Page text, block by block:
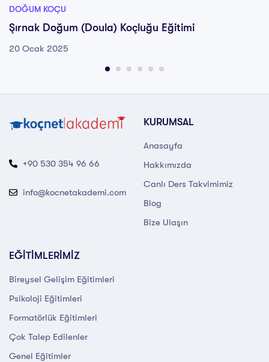
DOĞUM KOÇU
Şırnak Doğum (Doula) Koçluğu Eğitimi
20 Ocak 2025
+90 530 354 96 66
info@kocnetakademi.com
KURUMSAL
Anasayfa
Hakkımızda
Canlı Ders Takvimimiz
Blog
Bize Ulaşın
EĞİTİMLERİMİZ
Bireysel Gelişim Eğitimleri
Psikoloji Eğitimleri
Formatörlük Eğitimleri
Çok Talep Edilenler
Genel Eğitimler